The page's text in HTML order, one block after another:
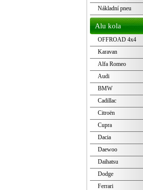
Nákladní pneu
Alu kola
OFFROAD 4x4
Karavan
Alfa Romeo
Audi
BMW
Cadillac
Citroën
Cupra
Dacia
Daewoo
Daihatsu
Dodge
Ferrari